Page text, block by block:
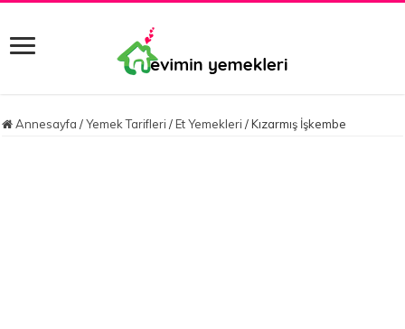
Annesayfa / Yemek Tarifleri / Et Yemekleri / Kızarmış İşkembe